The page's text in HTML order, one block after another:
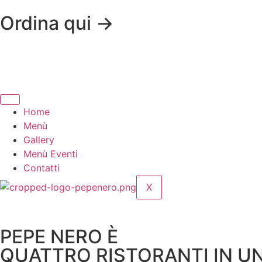
Ordina qui ->
Home
Menù
Gallery
Menù Eventi
Contatti
X
PEPE NERO È
QUATTRO RISTORANTI IN